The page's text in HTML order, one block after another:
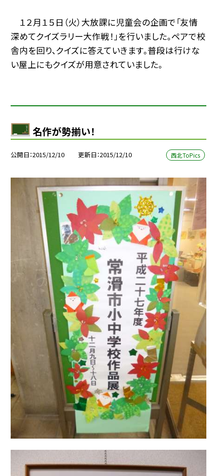
１２月１５日（火）大放課に児童会の企画で「友情
深めてクイズラリー大作戦！」を行いました。ペアで校
舎内を回り、クイズに答えていきます。普段は行けな
い屋上にもクイズが用意されていました。
名作が勢揃い！
公開日 2015/12/10 更新日 2015/12/10 西北ToPics